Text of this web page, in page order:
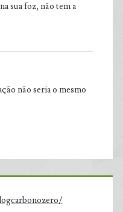
sua foz, não tem a
não seria o mesmo